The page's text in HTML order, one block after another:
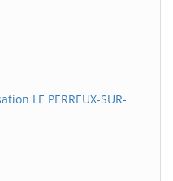
LE PERREUX-SUR-